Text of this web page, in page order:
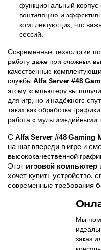
функциональный
вентиляцию и
комплектующих, что
сессий.
Современные технологии
работу даже при сложных
качественные
службы Alfa Server #48
этому компьютеру вы
для игр, но и надёжного
таких как обработка
работа с мультимедийными
С Alfa Server #48 Gaming
на шаг впереди в игре и
высококачественной
Этот игровой компьютер
хочет купить устройство,
современные требования
Мы
заказ